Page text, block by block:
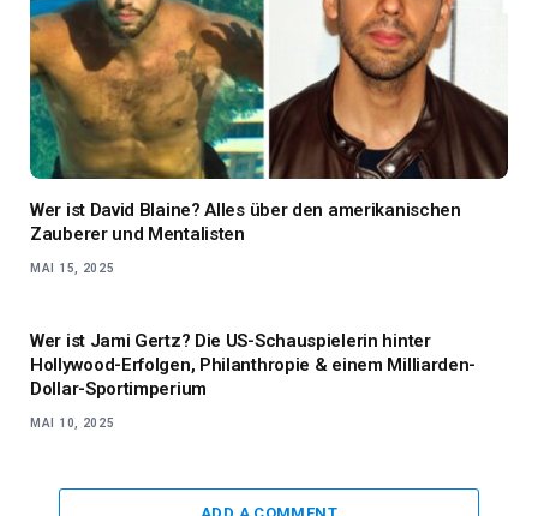
Wer ist David Blaine? Alles über den amerikanischen
Zauberer und Mentalisten
MAI 15, 2025
Wer ist Jami Gertz? Die US-Schauspielerin hinter
Hollywood-Erfolgen, Philanthropie & einem Milliarden-
Dollar-Sportimperium
MAI 10, 2025